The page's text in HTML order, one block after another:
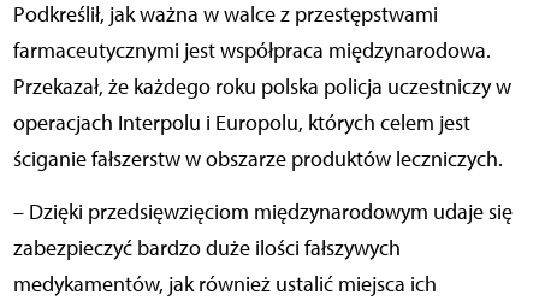
Podkreślił, jak ważna w walce z przestępstwami
farmaceutycznymi jest współpraca międzynarodowa.
Przekazał, że każdego roku polska policja uczestniczy w
operacjach Interpolu i Europolu, których celem jest
ściganie fałszerstw w obszarze produktów leczniczych.
– Dzięki przedsięwzięciom międzynarodowym udaje się
zabezpieczyć bardzo duże ilości fałszywych
medykamentów, jak również ustalić miejsca ich